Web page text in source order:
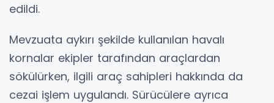
edildi.
Mevzuata aykırı şekilde kullanılan havalı
kornalar ekipler tarafından araçlardan
sökülürken, ilgili araç sahipleri hakkında da
cezai işlem uygulandı. Sürücülere ayrıca